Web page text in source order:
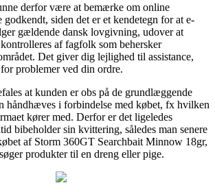
derfor være at bemærke om online
siden det er et kendetegn for at e-
gældende dansk lovgivning, udover at
af fagfolk som behersker
Det giver dig lejlighed til assistance,
problemer ved din ordre.
at kunden er obs på de grundlæggende
håndhæves i forbindelse med købet, fx hvilken
kører med. Derfor er det ligeledes
bibeholder sin kvittering, således man senere
af Storm 360GT Searchbait Minnow 18gr,
produkter til en dreng eller pige.